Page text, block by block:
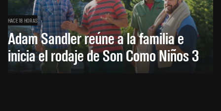
HACE 18 HORAS
Adam Sandler reúne a la familia e
inicia el rodaje de Son Como Niños 3